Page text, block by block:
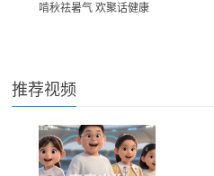
啃秋祛暑气 欢聚话健康
推荐视频